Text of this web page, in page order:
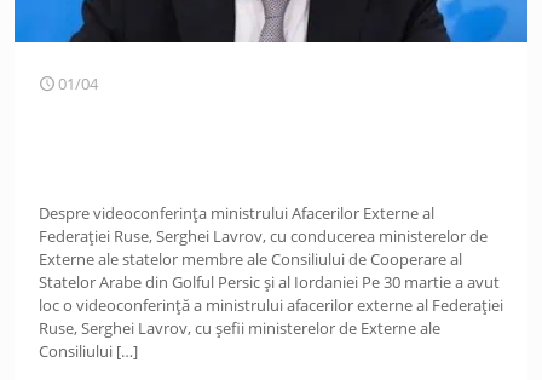
01/04
Despre videoconferința ministrului Afacerilor Externe al
Federației Ruse, Serghei Lavrov, cu conducerea ministerelor de
Externe ale statelor membre ale Consiliului de Cooperare al
Statelor Arabe din Golful Persic și al Iordaniei Pe 30 martie a avut
loc o videoconferință a ministrului afacerilor externe al Federației
Ruse, Serghei Lavrov, cu șefii ministerelor de Externe ale
Consiliului […]